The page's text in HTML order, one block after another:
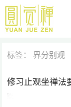
跳
主
内标签： 界分别观
修习止观坐禅法